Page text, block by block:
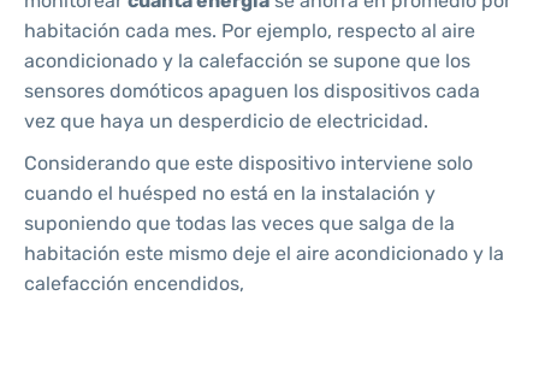
habitación cada mes. Por ejemplo, respecto al aire
acondicionado y la calefacción se supone que los
sensores domóticos apaguen los dispositivos cada
vez que haya un desperdicio de electricidad.
Considerando que este dispositivo interviene solo
cuando el huésped no está en la instalación y
suponiendo que todas las veces que salga de la
habitación este mismo deje el aire acondicionado y la
calefacción encendidos,